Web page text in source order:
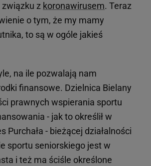
z koronawirusem. Teraz
o tym, że my mamy
to są w ogóle jakieś
na ile pozwalają nam
finansowe. Dzielnica Bielany
prawnych wspierania sportu
- jak to określił w
Purchała - bieżącej działalności
sportu seniorskiego jest w
i też ma ściśle określone